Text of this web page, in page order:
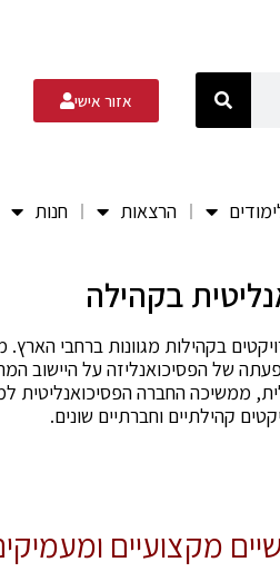
אזור אישי
הרצאות חנות
בקהילה
בקהילות מגוונות ברחבי
של הפסיכואנליזה על היישוב
ממשיכה החברה הפסיכואנליטית
קהילתיים וחברתיים שונים.
מקצועיים